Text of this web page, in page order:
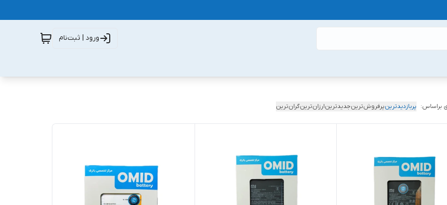
ورود | ثبت‌نام
براساس: پربازدیدترینپرفروش‌ترینجدیدترینارزان‌ترینگران‌ترین